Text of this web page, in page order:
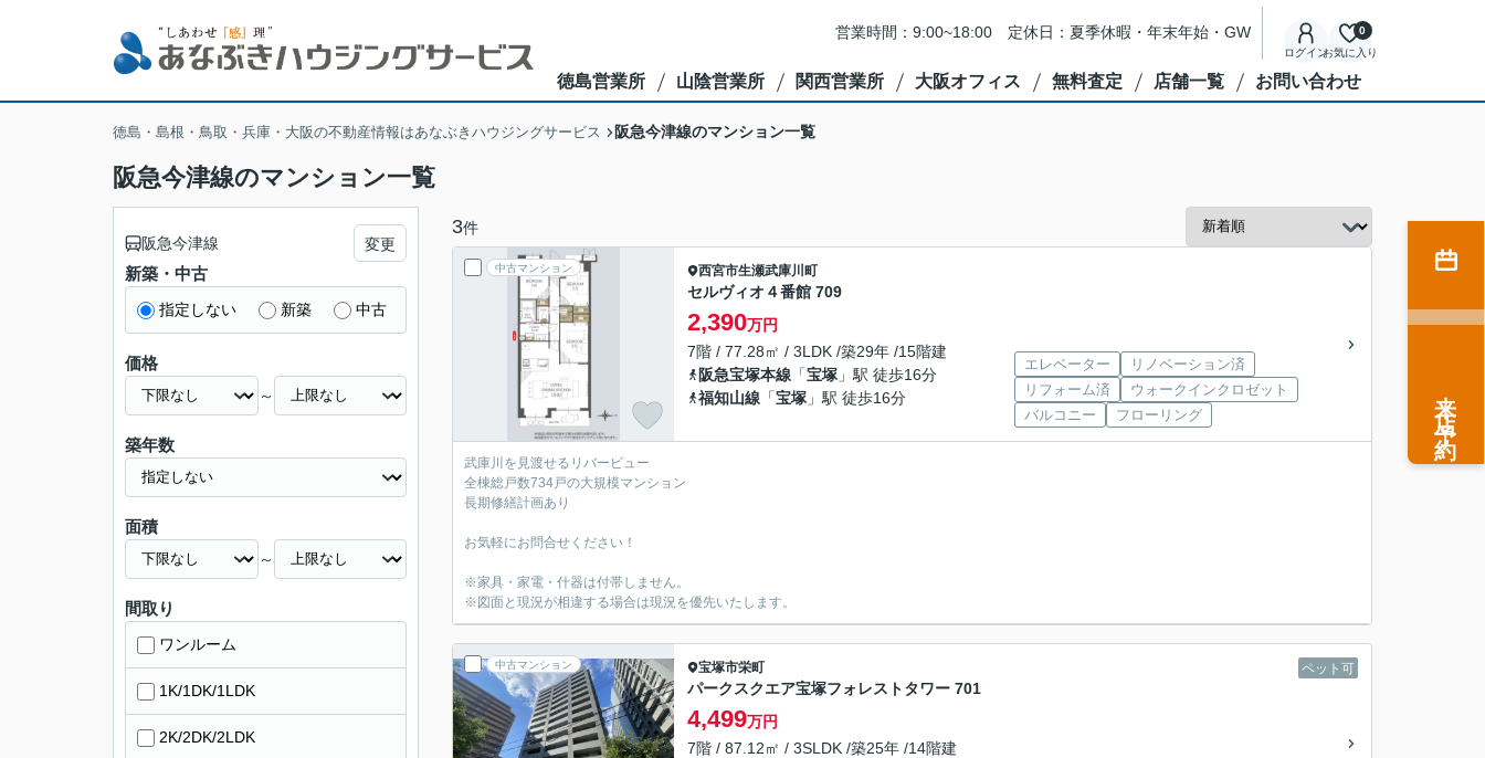
営業時間：9:00~18:00 定休日：夏季休暇・年末年始・GW
ログインお気に入り
0
徳島営業所 山陰営業所 関西営業所 大阪オフィス 無料査定 店舗一覧 お問い合わせ
徳島・島根・鳥取・兵庫・大阪の不動産情報はあなぶきハウジングサービス 阪急今津線のマンション一覧
阪急今津線のマンション一覧
3件
中古マンション 西宮市生瀬武庫川町
セルヴィオ４番館 709
2,390万円
7階 / 77.28㎡ / 3LDK /築29年 /15階建
阪急宝塚本線 「宝塚 」駅 徒歩16分
福知山線 「宝塚 」駅 徒歩16分
エレベーター
リノベーション済
リフォーム済
ウォークインクロゼット
バルコニー
フローリング
武庫川を見渡せるリバービュー
全棟総戸数734戸の大規模マンション
長期修繕計画あり
お気軽にお問合せください！
※家具・家電・什器は付帯しません。
※図面と現況が相違する場合は現況を優先いたします。
中古マンション ペット可
宝塚市栄町
パークスクエア宝塚フォレストタワー 701
4,499万円
7階 / 87.12㎡ / 3SLDK /築25年 /14階建
阪急今津線 変更
新築・中古
指定しない 新築 中古
価格
～
築年数
面積
～
間取り
ワンルーム
1K/1DK/1LDK
2K/2DK/2LDK
来店予約